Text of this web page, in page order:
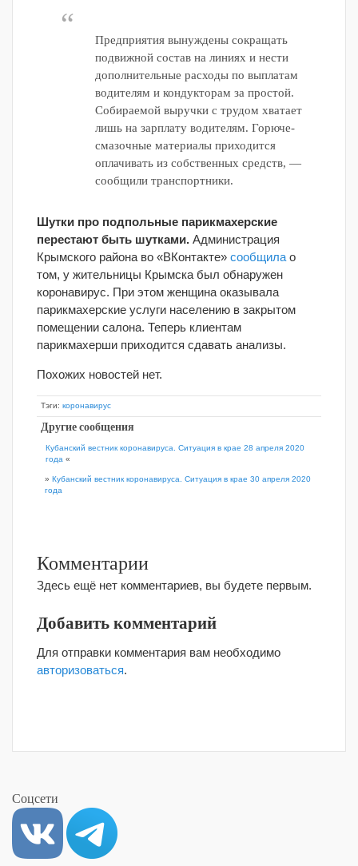
Предприятия вынуждены сокращать
подвижной состав на линиях и нести
дополнительные расходы по выплатам
водителям и кондукторам за простой.
Собираемой выручки с трудом хватает
лишь на зарплату водителям. Горюче-
смазочные материалы приходится
оплачивать из собственных средств, —
сообщили транспортники.
Шутки про подпольные парикмахерские
перестают быть шутками. Администрация
Крымского района во «ВКонтакте» сообщила о
том, у жительницы Крымска был обнаружен
коронавирус. При этом женщина оказывала
парикмахерские услуги населению в закрытом
помещении салона. Теперь клиентам
парикмахерши приходится сдавать анализы.
Похожих новостей нет.
Тэги: коронавирус
Другие сообщения
Кубанский вестник коронавируса. Ситуация в крае 28 апреля 2020
года «
» Кубанский вестник коронавируса. Ситуация в крае 30 апреля 2020
года
Комментарии
Здесь ещё нет комментариев, вы будете первым.
Добавить комментарий
Для отправки комментария вам необходимо
авторизоваться.
Соцсети